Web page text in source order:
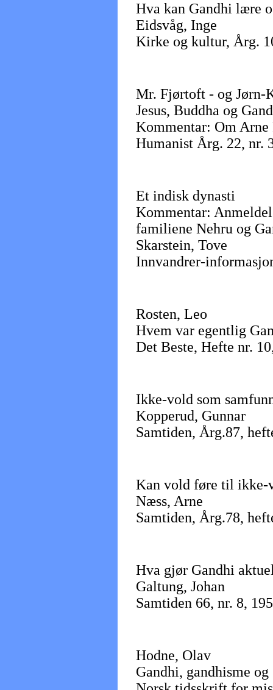
Hva kan Gandhi lære
Eidsvåg, Inge
Kirke og kultur, Årg.
Mr. Fjørtoft - og Jørn-
Jesus, Buddha og
Kommentar: Om
Humanist Årg. 22, nr.
Et indisk dynasti
Kommentar:
familiene Nehru og
Skarstein, Tove
Innvandrer-
Rosten, Leo
Hvem var egentlig
Det Beste, Hefte nr.
Ikke-vold som
Kopperud, Gunnar
Samtiden, Årg.87,
Kan vold føre til ikke-
Næss, Arne
Samtiden, Årg.78,
Hva gjør Gandhi
Galtung, Johan
Samtiden 66, nr. 8,
Hodne, Olav
Gandhi, gandhisme